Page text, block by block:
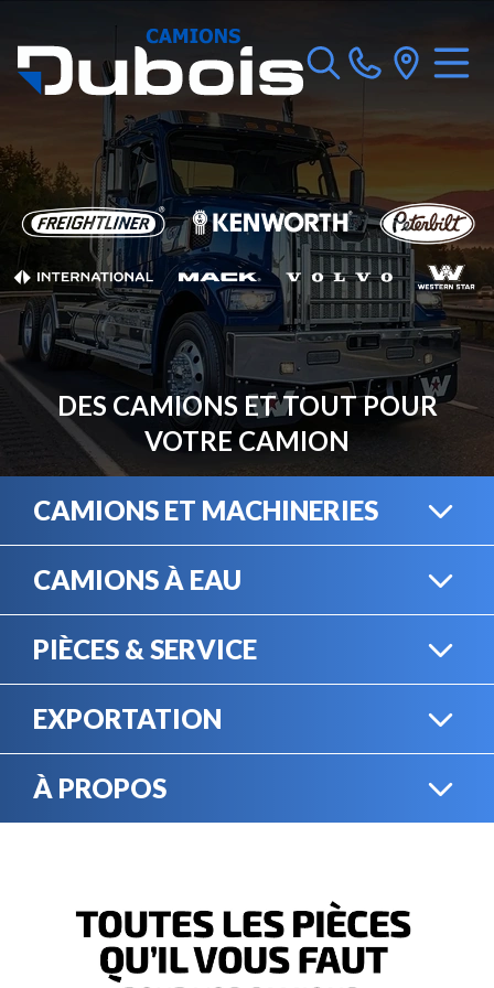
DES CAMIONS ET TOUT POUR
VOTRE CAMION
CAMIONS ET MACHINERIES
VENDEZ VOTRE
ÉQUIPEMENT
CAMIONS À EAU
PIÈCES & SERVICE
SERVICE MÉCANIQUE
EXPORTATION
À PROPOS